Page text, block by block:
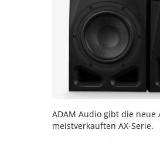
ADAM Audio gibt die
meistverkauften AX-Serie.